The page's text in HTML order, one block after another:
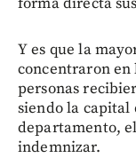
Y es que la
concentraron en
personas
siendo la capital
departamento,
indemnizar.